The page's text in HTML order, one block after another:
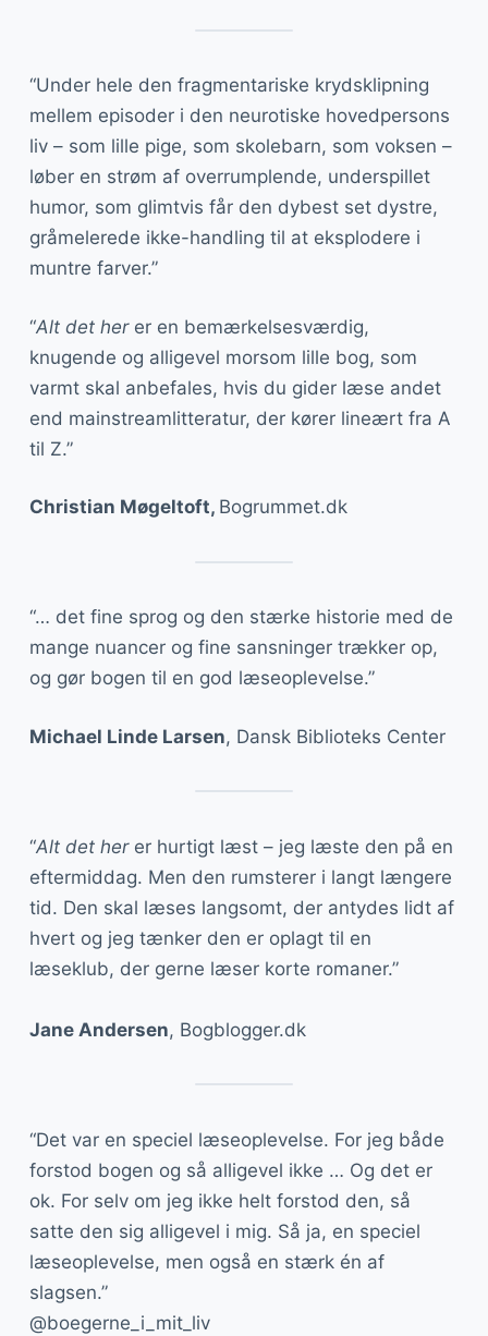
“Under hele den fragmentariske krydsklipning
mellem episoder i den neurotiske hovedpersons
liv – som lille pige, som skolebarn, som voksen –
løber en strøm af overrumplende, underspillet
humor, som glimtvis får den dybest set dystre,
gråmelerede ikke-handling til at eksplodere i
muntre farver.”
“Alt det herer en bemærkelsesværdig,
knugende og alligevel morsom lille bog, som
varmt skal anbefales, hvis du gider læse andet
end mainstreamlitteratur, der kører lineært fra A
til Z.”
Christian Møgeltoft, Bogrummet.dk
“… det fine sprog og den stærke historie med de
mange nuancer og fine sansninger trækker op,
og gør bogen til en god læseoplevelse.”
Michael Linde Larsen, Dansk Biblioteks Center
“Alt det herer hurtigt læst – jeg læste den på en
eftermiddag. Men den rumsterer i langt længere
tid. Den skal læses langsomt, der antydes lidt af
hvert og jeg tænker den er oplagt til en
læseklub, der gerne læser korte romaner.”
Jane Andersen, Bogblogger.dk
“Det var en speciel læseoplevelse. For jeg både
forstod bogen og så alligevel ikke … Og det er
ok. For selv om jeg ikke helt forstod den, så
satte den sig alligevel i mig. Så ja, en speciel
læseoplevelse, men også en stærk én af
slagsen.”
@boegerne_i_mit_liv